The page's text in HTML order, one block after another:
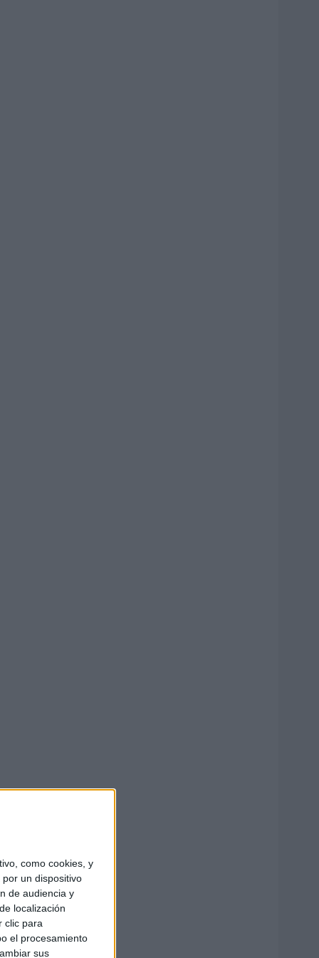
como cookies, y
un dispositivo
de audiencia y
localización
clic para
el procesamiento
sus